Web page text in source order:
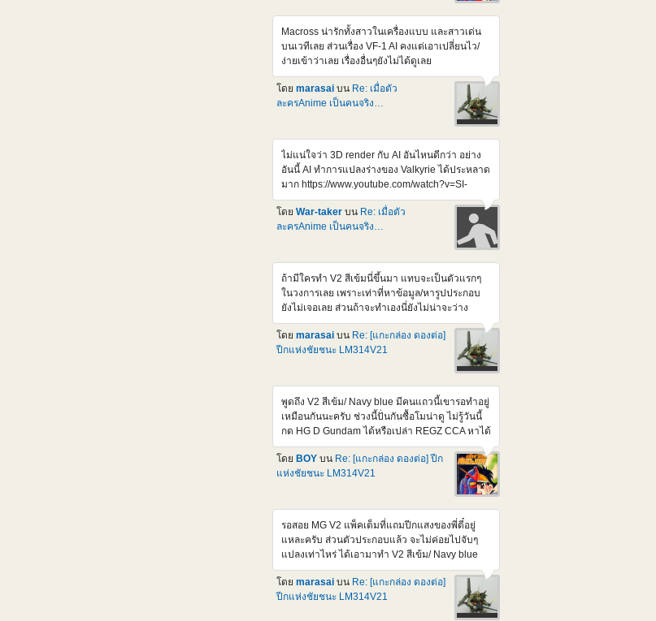
alt="DEn5" border="0"></a> หน้าตาหล่อขึ้นกว่า
เดิม สัดส่วนดูสมส่วนขึ้น น่าจะสูงกว่า 1/100 เกรด
เก่า Credit : Gundamkitscollection เจ้าเก่าดั้งเดิม
ตัวนี้ ก็มีตัวเก่า ยุคโบราณอยู่แหละ แต่เปลี่ยนมือ
เปนแบบชุดแต่งที่ขยับข้อนิ้วได้หมด สมันนั้นสั่งจาก
HLJ /สรุปตัวเก่าเลยรอดจากการถูกผ่าดัดแปลงไป
แหละ พวกตัวเก่าๆ Ball joint ย้วยๆไปหมดละเห็น
วันก่อนๆ มีคนถามหา Ball Joint ขา ตัวใดตัวนึงไว้
ออกจากแผง จะไม่รู้ว่ามันเปน Parts เบอร์อะไรหนะ
จะเซ็งก็ตรงที่ แววจะเปน P ไปตลอดหลังจากนี้
Macross น่ารักทั้งสาวในเครื่องแบบ และสาวเด่น
บนเวทีเลย ส่วนเรื่อง VF-1 AI คงแต่เอาเปลี่ยนไว/
ง่ายเข้าว่าเลย เรื่องอื่นๆยังไม่ได้ดูเลย
โดย marasai บน Re: เมื่อตัว
ละครAnime เป็นคนจริง…
ไม่แน่ใจว่า 3D render กับ AI อันไหนดีกว่า อย่าง
อันนี้ AI ทำการแปลงร่างของ Valkyrie ได้ประหลาด
มาก https://www.youtube.com/watch?v=SI-
tINRkQVE https://www.youtube.com/watch?
v=igYoaJTS5G8
https://www.youtube.com/watch?v=RTxR6gU-
โดย War-taker บน Re: เมื่อตัว
ละครAnime เป็นคนจริง…
ถ้ามีใครทำ V2 สีเข้มนี่ขึ้นมา แทบจะเป็นตัวแรกๆ
ในวงการเลย เพราะเท่าที่หาข้อมูล/หารูปประกอบ
ยังไม่เจอเลย ส่วนถ้าจะทำเองนี่ยังไม่น่าจะว่าง
จนกว่างานโครงการที่กำลังทำ จะได้เริ่มขึ้นมาโน่น
ส่วน Meeting คงรอติดตามผ่านเวป/Facebook
ของเวปเหมือนเดิมแหละครับ
โดย marasai บน Re: [แกะกล่อง ดองต่อ]
ปีกแห่งชัยชนะ LM314V21
พูดถึง V2 สีเข้ม/ Navy blue มีคนแถวนี้เขารอทำอยู่
เหมือนกันนะครับ ช่วงนี้ปั่นกันซื้อโมน่าดู ไม่รู้วันนี้
กด HG D Gundam ได้หรือเปล่า REGZ CCA หาได้
จาก GundamBase ไม่ต้องกลัวครับ
โดย BOY บน Re: [แกะกล่อง ดองต่อ] ปีก
แห่งชัยชนะ LM314V21
รอสอย MG V2 แพ็คเต็มที่แถมปีกแสงของพี่ตี๋อยู่
แหละครับ ส่วนตัวประกอบแล้ว จะไม่ค่อยไปจับๆ
แปลงเท่าไหร่ ได้เอามาทำ V2 สีเข้ม/ Navy blue
แน่นอน
https://www.gundamkitscollection.com/2025/11/p-
bandai-mg-1100-cluster-gundam-mission.html
แอบเศร้าใจ ทำไมออก 2nd Batch แล้วมันขยับ
โดย marasai บน Re: [แกะกล่อง ดองต่อ]
ปีกแห่งชัยชนะ LM314V21